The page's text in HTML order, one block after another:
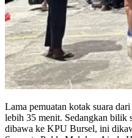
Lama pemuatan kotak suara
lebih 35 menit. Sedangkan bilik
dibawa ke KPU Bursel, ini